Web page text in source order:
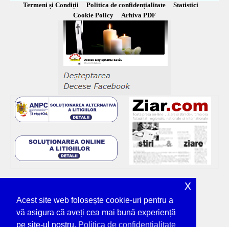
Termeni și Condiții Politica de confidențialitate
Statistici
Cookie Policy
Arhiva PDF
Acest site web folosește cookie-uri pentru a
vă asigura că aveți cea mai bună experiență
pe site-ul nostru. Politica de confidențialitate
x